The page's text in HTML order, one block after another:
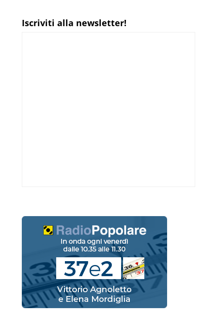
Iscriviti alla newsletter!